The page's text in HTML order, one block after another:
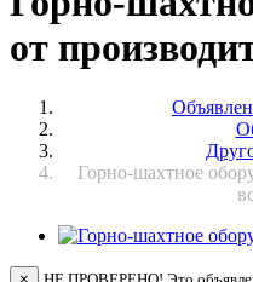
от
Горно-шахтное